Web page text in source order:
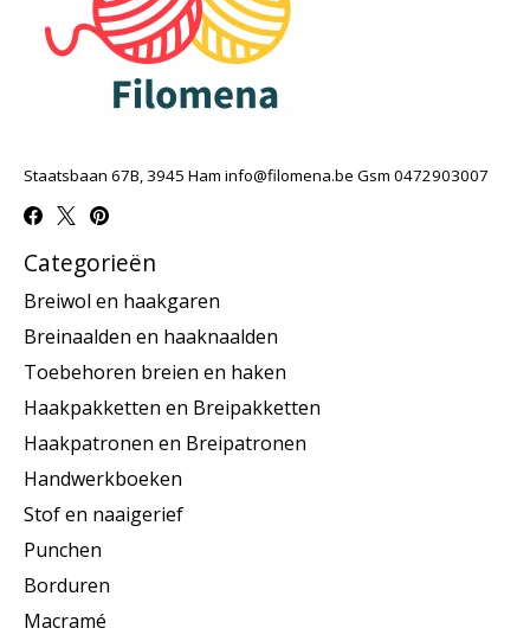
Staatsbaan 67B, 3945 Ham info@filomena.be Gsm 0472903007
Categorieën
Breiwol en haakgaren
Breinaalden en haaknaalden
Toebehoren breien en haken
Haakpakketten en Breipakketten
Haakpatronen en Breipatronen
Handwerkboeken
Stof en naaigerief
Punchen
Borduren
Macramé